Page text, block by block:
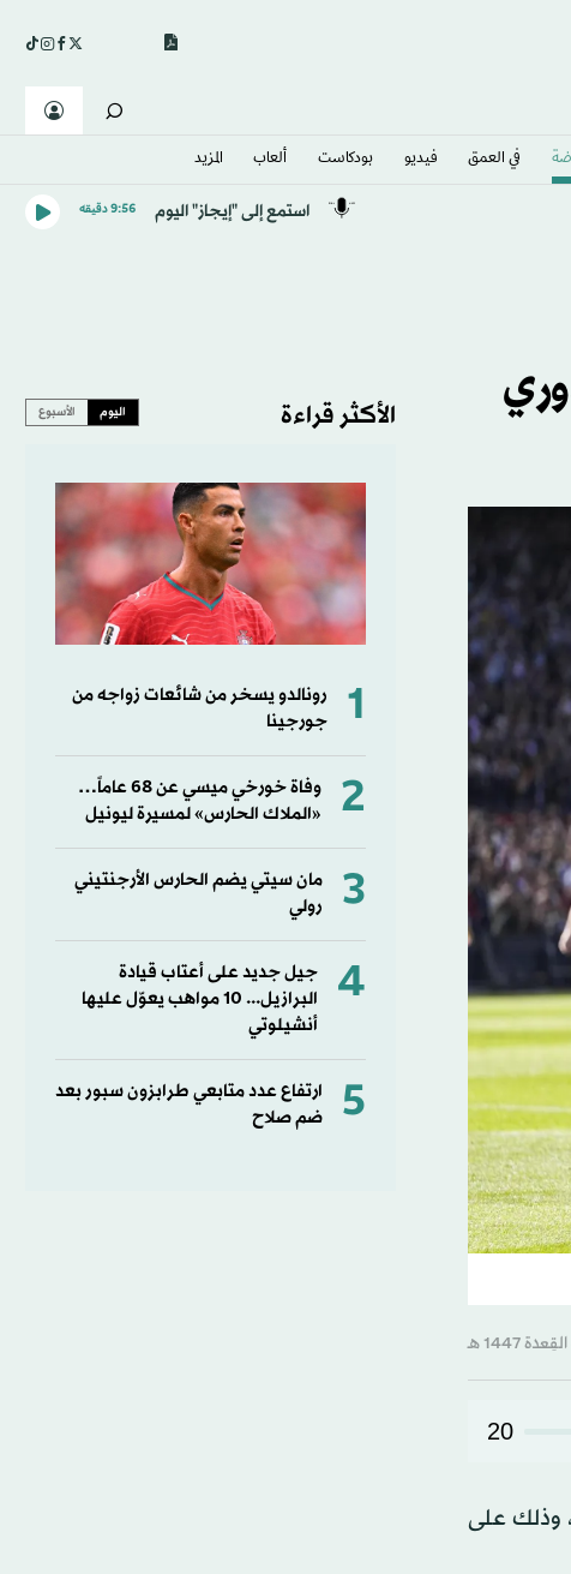
في العمق فيديو بودكاست ألعاب المزيد
استمع إلى "إيجاز" اليوم 9:56 دقيقه
20
وذلك على
الأكثر قراءة اليوم الأسبوع
1
رونالدو يسخر من شائعات زواجه من
جورجينا
2
وفاة خورخي ميسي عن 68 عاماً…
«الملاك الحارس» لمسيرة ليونيل
3
مان سيتي يضم الحارس الأرجنتيني
رولي
4
جيل جديد على أعتاب قيادة
البرازيل... 10 مواهب يعوّل عليها
أنشيلوتي
5
ارتفاع عدد متابعي طرابزون سبور بعد
ضم صلاح